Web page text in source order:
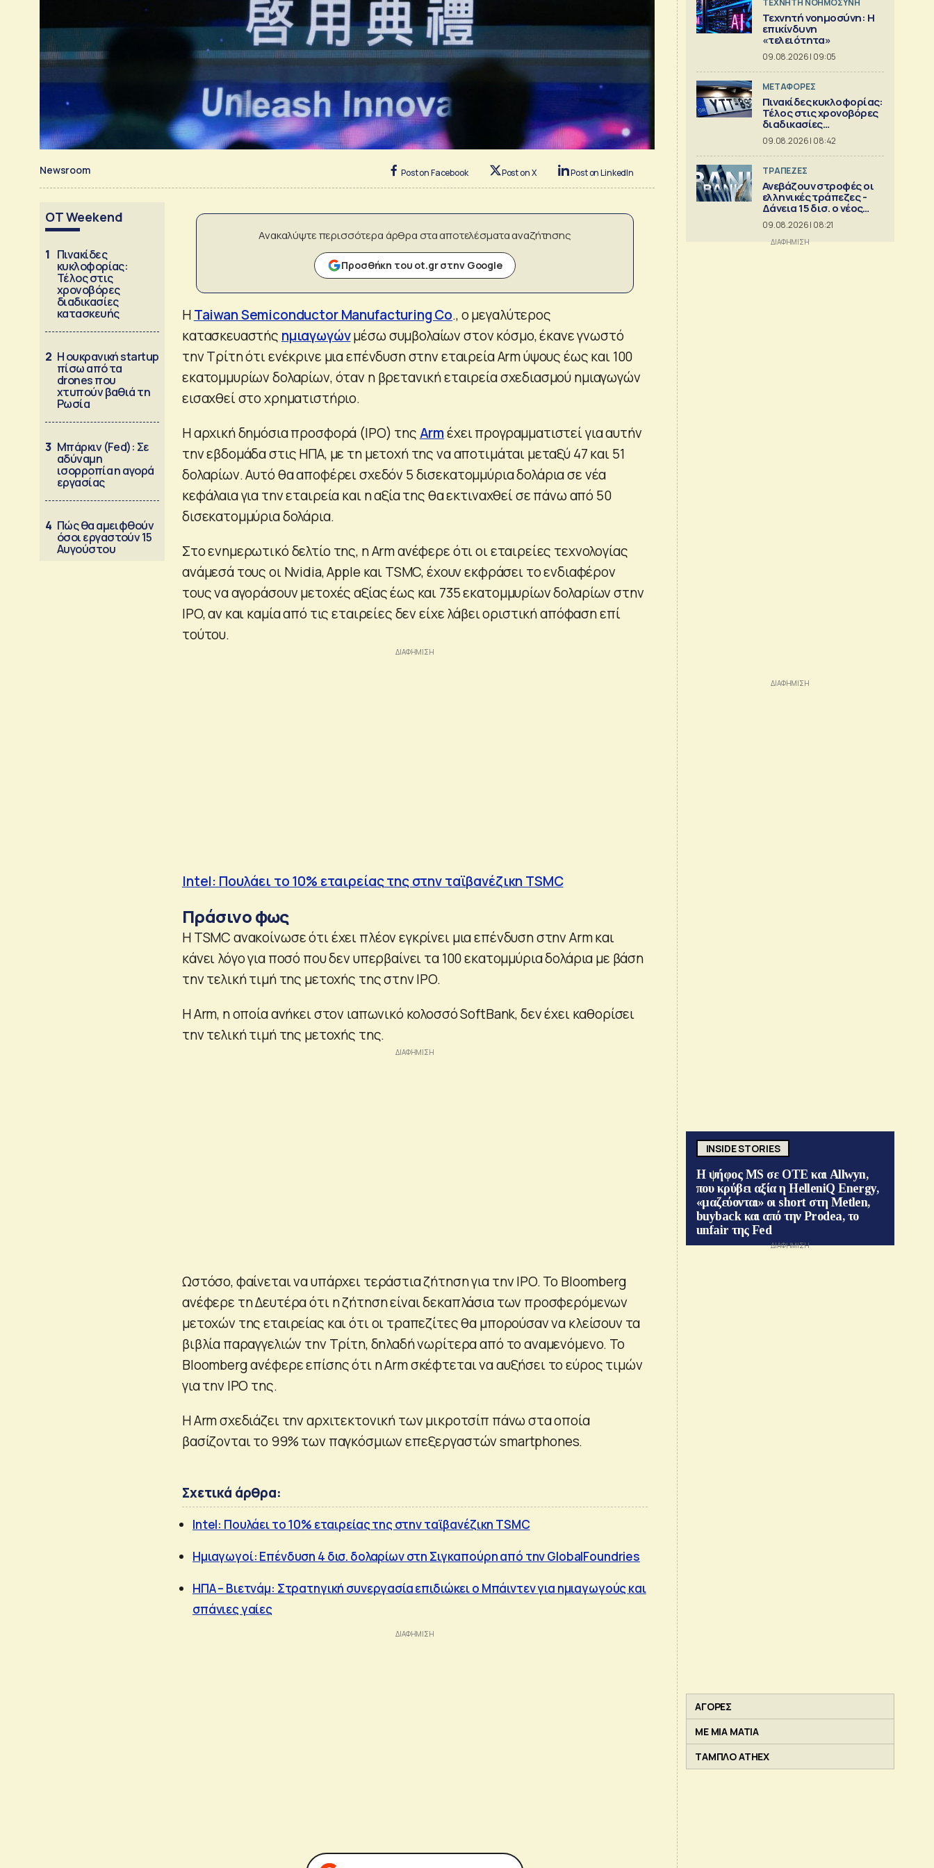
Newsroom Post on Facebook Post on X Post on LinkedIn
OT Weekend
1 Πινακίδες
κυκλοφορίας:
Τέλος στις
χρονοβόρες
διαδικασίες
κατασκευής
2 Η ουκρανική startup
πίσω από τα
drones που
χτυπούν βαθιά τη
Ρωσία
3 Μπάρκιν (Fed): Σε
αδύναμη
ισορροπία η αγορά
εργασίας
4 Πώς θα αμειφθούν
όσοι εργαστούν 15
Αυγούστου
Ανακαλύψτε περισσότερα άρθρα στα αποτελέσματα αναζήτησης
Προσθήκη του ot.gr στην Google
ΗTaiwan Semiconductor Manufacturing Co., ο μεγαλύτερος
κατασκευαστής ημιαγωγώνμέσω συμβολαίων στον κόσμο, έκανε γνωστό
την Τρίτη ότι ενέκρινε μια επένδυση στην εταιρεία Arm ύψους έως και 100
εκατομμυρίων δολαρίων, όταν η βρετανική εταιρεία σχεδιασμού ημιαγωγών
εισαχθεί στο χρηματιστήριο.
Η αρχική δημόσια προσφορά (IPO) τηςArmέχει προγραμματιστεί για αυτήν
την εβδομάδα στις ΗΠΑ, με τη μετοχή της να αποτιμάται μεταξύ 47 και 51
δολαρίων. Αυτό θα αποφέρει σχεδόν 5 δισεκατομμύρια δολάρια σε νέα
κεφάλαια για την εταιρεία και η αξία της θα εκτιναχθεί σε πάνω από 50
δισεκατομμύρια δολάρια.
Στο ενημερωτικό δελτίο της, η Arm ανέφερε ότι οι εταιρείες τεχνολογίας
ανάμεσά τους οι Nvidia, Apple και TSMC, έχουν εκφράσει το ενδιαφέρον
τους να αγοράσουν μετοχές αξίας έως και 735 εκατομμυρίων δολαρίων στην
IPO, αν και καμία από τις εταιρείες δεν είχε λάβει οριστική απόφαση επί
τούτου.
Intel: Πουλάει το 10% εταιρείας της στην ταϊβανέζικη TSMC
Πράσινο φως
Η TSMC ανακοίνωσε ότι έχει πλέον εγκρίνει μια επένδυση στην Arm και
κάνει λόγο για ποσό που δεν υπερβαίνει τα 100 εκατομμύρια δολάρια με βάση
την τελική τιμή της μετοχής της στην IPO.
Η Arm, η οποία ανήκει στον ιαπωνικό κολοσσό SoftBank, δεν έχει καθορίσει
την τελική τιμή της μετοχής της.
Ωστόσο, φαίνεται να υπάρχει τεράστια ζήτηση για την IPO. Το Bloomberg
ανέφερε τη Δευτέρα ότι η ζήτηση είναι δεκαπλάσια των προσφερόμενων
μετοχών της εταιρείας και ότι οι τραπεζίτες θα μπορούσαν να κλείσουν τα
βιβλία παραγγελιών την Τρίτη, δηλαδή νωρίτερα από το αναμενόμενο. Το
Bloomberg ανέφερε επίσης ότι η Arm σκέφτεται να αυξήσει το εύρος τιμών
για την IPO της.
Η Arm σχεδιάζει την αρχιτεκτονική των μικροτσίπ πάνω στα οποία
βασίζονται το 99% των παγκόσμιων επεξεργαστών smartphones.
Σχετικά άρθρα:
Intel: Πουλάει το 10% εταιρείας της στην ταϊβανέζικη TSMC
Ημιαγωγοί: Επένδυση 4 δισ. δολαρίων στη Σιγκαπούρη από την GlobalFoundries
ΗΠΑ – Βιετνάμ: Στρατηγική συνεργασία επιδιώκει ο Μπάιντεν για ημιαγωγούς και
σπάνιες γαίες
TΕΧΝΗΤΗ ΝΟΗΜΟΣΥΝΗ
Τεχνητή νοημοσύνη: Η
επικίνδυνη
«τελειότητα»
09.08.2026 | 09:05
ΜΕΤΑΦΟΡΕΣ
Πινακίδες κυκλοφορίας:
Τέλος στις χρονοβόρες
διαδικασίες
κατασκευής
09.08.2026 | 08:42
ΤΡΑΠΕΖΕΣ
Ανεβάζουν στροφές οι
ελληνικές τράπεζες -
Δάνεια 15 δισ. ο νέος
στόχος
09.08.2026 | 08:21
INSIDE STORIES
Η ψήφος MS σε ΟΤΕ και Allwyn,
που κρύβει αξία η HelleniQ Energy,
«μαζεύονται» οι short στη Metlen,
buyback και από την Prodea, το
unfair της Fed
ΑΓΟΡΕΣ
ΜΕ ΜΙΑ ΜΑΤΙΑ
ΤΑΜΠΛΟ ATHEX